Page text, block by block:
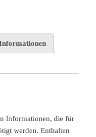
Informationen, die für
werden. Enthalten